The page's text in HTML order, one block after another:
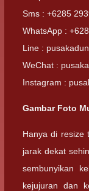
Sms : +6285
WhatsApp :
Line :
WeChat :
Instagram :
Gambar Foto
Hanya di resize
jarak dekat
sembunyikan
kejujuran dan